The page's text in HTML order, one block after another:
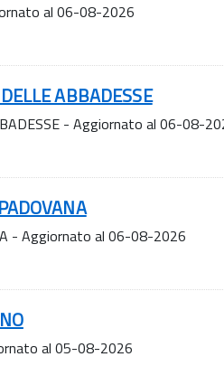
al 06-08-2026
ABBADESSE
- Aggiornato al 06-08-
- Aggiornato al 06-08-2026
al 05-08-2026